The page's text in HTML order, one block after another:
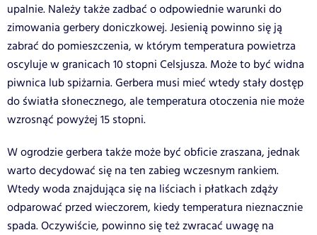
upalnie. Należy także zadbać o odpowiednie warunki do
zimowania gerbery doniczkowej. Jesienią powinno się ją
zabrać do pomieszczenia, w którym temperatura powietrza
oscyluje w granicach 10 stopni Celsjusza. Może to być widna
piwnica lub spiżarnia. Gerbera musi mieć wtedy stały dostęp
do światła słonecznego, ale temperatura otoczenia nie może
wzrosnąć powyżej 15 stopni.
W ogrodzie gerbera także może być obficie zraszana, jednak
warto decydować się na ten zabieg wczesnym rankiem.
Wtedy woda znajdująca się na liściach i płatkach zdąży
odparować przed wieczorem, kiedy temperatura nieznacznie
spada. Oczywiście, powinno się też zwracać uwagę na